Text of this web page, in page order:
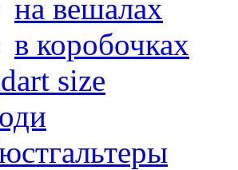
на вешалах
в коробочках
size